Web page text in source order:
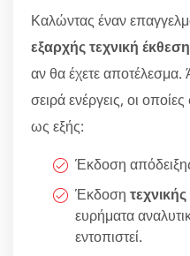
Καλώντας έναν
εξαρχής τεχνική έκθεση
αν θα έχετε αποτέλεσμα.
σειρά ενέργεις, οι
ως εξής:
Έκδοση
Έκδοση
ευρήματα
εντοπιστεί.